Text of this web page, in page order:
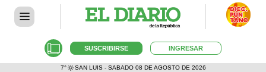
SUSCRIBIRSE INGRESAR
7° SAN LUIS - SABADO 08 DE AGOSTO DE 2026